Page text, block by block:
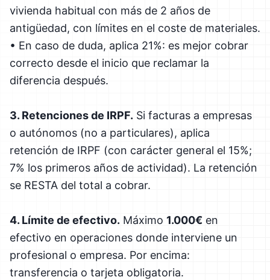
vivienda habitual con más de 2 años de
antigüedad, con límites en el coste de materiales.
• En caso de duda, aplica 21%: es mejor cobrar
correcto desde el inicio que reclamar la
diferencia después.
3. Retenciones de IRPF. Si facturas a empresas
o autónomos (no a particulares), aplica
retención de IRPF (con carácter general el 15%;
7% los primeros años de actividad). La retención
se RESTA del total a cobrar.
4. Límite de efectivo. Máximo 1.000€ en
efectivo en operaciones donde interviene un
profesional o empresa. Por encima:
transferencia o tarjeta obligatoria.